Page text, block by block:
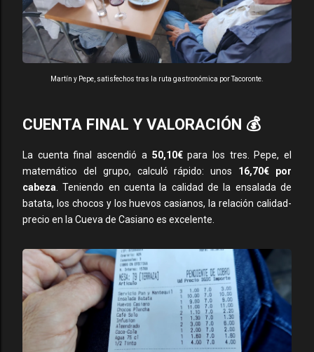
Martín y Pepe, satisfechos tras la ruta gastronómica por Tacoronte.
CUENTA FINAL Y VALORACIÓN 💰
La cuenta final ascendió a 50,10€para los tres. Pepe, el
matemático del grupo, calculó rápido: unos 16,70€ por
cabeza . Teniendo en cuenta la calidad de la ensalada de
batata, los chocos y los huevos casianos, la relación calidad-
precio en la Cueva de Casiano es excelente.